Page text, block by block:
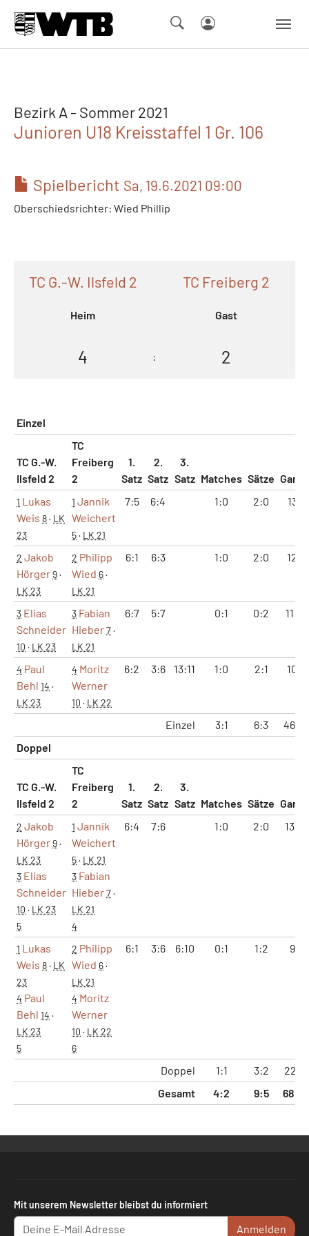
Bezirk A - Sommer 2021
Junioren U18 Kreisstaffel 1 Gr. 106
Spielbericht Sa, 19.6.2021 09:00
Oberschiedsrichter: Wied Phillip
TC G.-W. Ilsfeld 2
Heim
TC Freiberg 2
Gast
4 : 2
Einzel
TC G.-W.
Ilsfeld 2
TC
Freiberg
2
1.
Satz
2.
Satz
3.
Satz Matches Sätze
1 Lukas
Weis 8· LK
23
1 Jannik
Weichert
5· LK 21
7:5 6:4 1:0 2:0 13:9
2 Jakob
Hörger9·
LK 23
2 Philipp
Wied 6·
LK 21
6:1 6:3 1:0 2:0 12:4
3 Elias
Schneider
10 · LK 23
3 Fabian
Hieber7·
LK 21
6:7 5:7 0:1 0:2 11:14
4 Paul
Behl 14 ·
LK 23
4 Moritz
Werner
10 · LK 22
6:2 3:6 13:11 1:0 2:1 10:8
Einzel 3:1 6:3
46:35
Doppel
TC G.-W.
Ilsfeld 2
TC
Freiberg
2
1.
Satz
2.
Satz
3.
Satz Matches Sätze
2 Jakob
Hörger9·
LK 23
3 Elias
Schneider
10 · LK 23
5
1 Jannik
Weichert
5· LK 21
3 Fabian
Hieber7·
LK 21
4
6:4 7:6 1:0 2:0 13:10
1 Lukas
Weis 8· LK
23
4 Paul
Behl 14 ·
LK 23
5
2 Philipp
Wied 6·
LK 21
4 Moritz
Werner
10 · LK 22
6
6:1 3:6 6:10 0:1 1:2 9:8
Doppel 1:1 3:2
22:18
Gesamt
4:2 9:5
Mit unserem Newsletter bleibst du informiert
Anmelden